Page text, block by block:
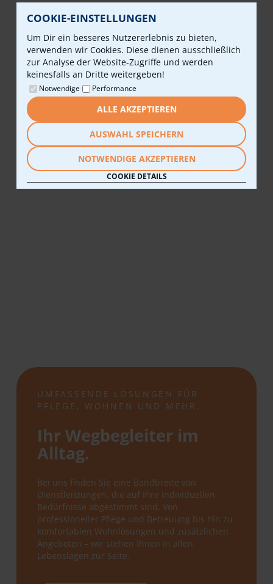
COOKIE-EINSTELLUNGEN
Um Dir ein besseres Nutzererlebnis zu bieten,
verwenden wir Cookies. Diese dienen ausschließlich
zur Analyse der Website-Zugriffe und werden
keinesfalls an Dritte weitergeben!
Notwendige Performance
ALLE AKZEPTIEREN
AUSWAHL SPEICHERN
NOTWENDIGE AKZEPTIEREN
COOKIE DETAILS
UMFASSENDE LÖSUNGEN FÜR
PFLEGE, WOHNEN UND MEHR.
Ihr Wegbegleiter im
Alltag.
Bei uns finden Sie eine Bandbreite von
Dienstleistungen, die auf Ihre individuellen
Bedürfnisse abgestimmt sind. Von
professioneller Pflege und Betreuung bis hin zu
komfortablen Wohnlösungen und zusätzlichen
Angeboten – wir stehen Ihnen in allen
Lebenslagen zur Seite.